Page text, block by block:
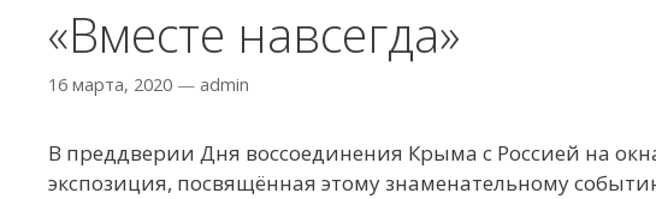
«Вместе навсегда»
16 марта, 2020 — admin
В преддверии Дня воссоединения Крыма с Россией на
экспозиция, посвящённая этому знаменательному